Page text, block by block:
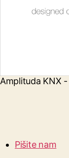
Amplituda KNX
Pišite nam